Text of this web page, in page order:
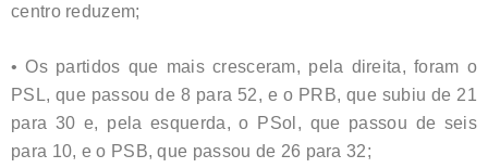
centro reduzem;
• Os partidos que mais cresceram, pela direita, foram o
PSL, que passou de 8 para 52, e o PRB, que subiu de 21
para 30 e, pela esquerda, o PSol, que passou de seis
para 10, e o PSB, que passou de 26 para 32;